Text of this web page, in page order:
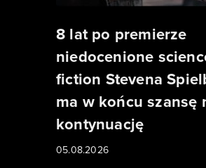
8 lat po premierze
niedocenione
fiction Stevena
ma w końcu szansę
kontynuację
05.08.2026